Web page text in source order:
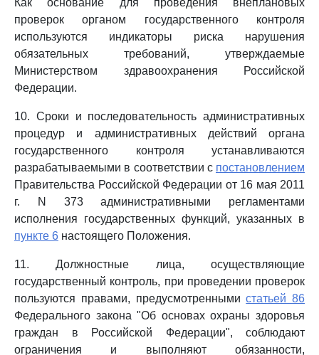
Как основание для проведения внеплановых
проверок органом государственного контроля
используются индикаторы риска нарушения
обязательных требований, утверждаемые
Министерством здравоохранения Российской
Федерации.
10. Сроки и последовательность административных
процедур и административных действий органа
государственного контроля устанавливаются
разрабатываемыми в соответствии с постановлением
Правительства Российской Федерации от 16 мая 2011
г. N 373 административными регламентами
исполнения государственных функций, указанных в
пункте 6 настоящего Положения.
11. Должностные лица, осуществляющие
государственный контроль, при проведении проверок
пользуются правами, предусмотреннымистатьей 86
Федерального закона "Об основах охраны здоровья
граждан в Российской Федерации", соблюдают
ограничения и выполняют обязанности,